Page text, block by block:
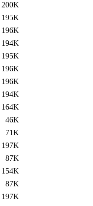
200K
195K
196K
194K
195K
196K
196K
194K
164K
46K
71K
197K
87K
154K
87K
197K